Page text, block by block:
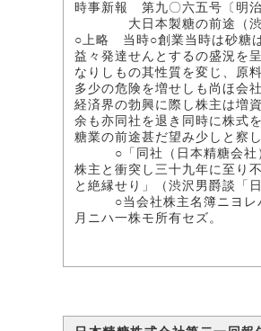
時事新報 第九〇六五号〔明治
大日本製糖の前途（渋沢
○上略 当時○創業当時は砂糖
益々発達せんとするの盛況を
なりしもの其性質を変じ、原
多少の危険を増せしも尚ほ会
経済界の勃興に際し株主は増
余も亦同社を退き同時に株式
糖業の前途甚だ望み少しと察
○「同社（日本精糖会社）
株主と衝突し三十九年に至り
と絶縁せり」（渋沢男爵談「
○当会社株主名簿ニヨレバ
月ニハ一株モ所有セズ。